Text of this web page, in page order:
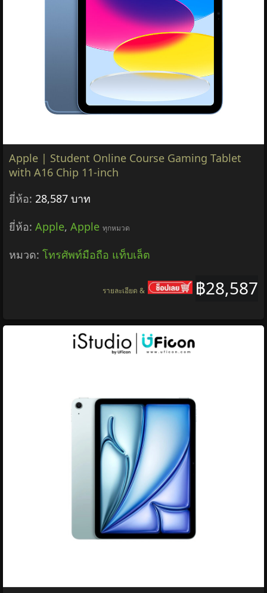
Apple | Student Online Course Gaming Tablet
with A16 Chip 11-inch
ยี่ห้อ: 28,587 บาท
ยี่ห้อ: Apple, Apple ทุกหมวด
หมวด: โทรศัพท์มือถือ แท็บเล็ต
฿28,587
รายละเอียด &